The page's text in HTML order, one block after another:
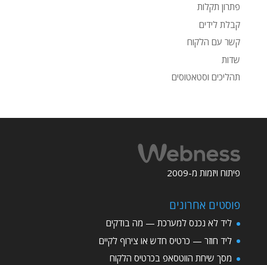
פתרון תקלות
קבלת לידים
קשר עם הלקוח
שדות
תהליכים וסטאטוסים
פיתוח ויזמות מ-2009
פוסטים אחרונים
ליד לא נכנס למערכת — מה בודקים
ליד חוזר — כרטיס חדש או צירוף לקיים
מסך שיחת הווטסאפ בכרטיס הלקוח